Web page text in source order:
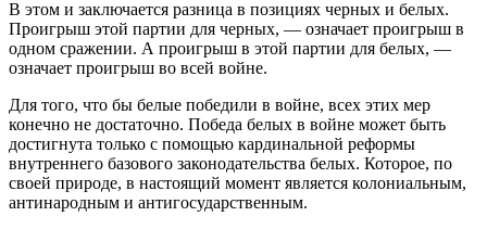
В этом и заключается разница в позициях черных и белых.
Проигрыш этой партии для черных, — означает проигрыш в
одном сражении. А проигрыш в этой партии для белых, —
означает проигрыш во всей войне.
Для того, что бы белые победили в войне, всех этих мер
конечно не достаточно. Победа белых в войне может быть
достигнута только с помощью кардинальной реформы
внутреннего базового законодательства белых. Которое, по
своей природе, в настоящий момент является колониальным,
антинародным и антигосударственным.